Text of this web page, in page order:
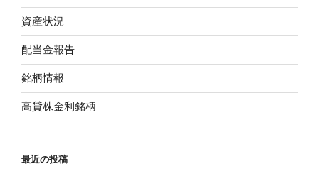
資産状況
配当金報告
銘柄情報
高貸株金利銘柄
最近の投稿